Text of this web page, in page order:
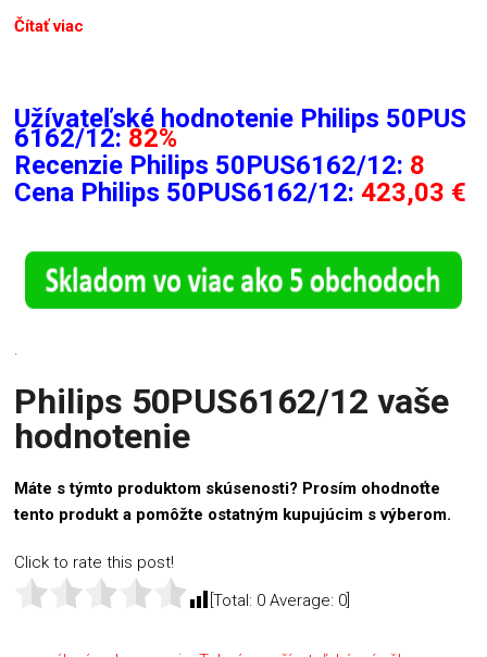
Čítať viac
Užívateľské hodnotenie Philips 50PUS
6162/12: 82%
Recenzie Philips 50PUS6162/12: 8
Cena Philips 50PUS6162/12:423,03 €
.
Philips 50PUS6162/12 vaše
hodnotenie
Máte s týmto produktom skúsenosti? Prosím ohodnoťte
tento produkt a pomôžte ostatným kupujúcim s výberom.
Click to rate this post!
[Total: 0 Average: 0